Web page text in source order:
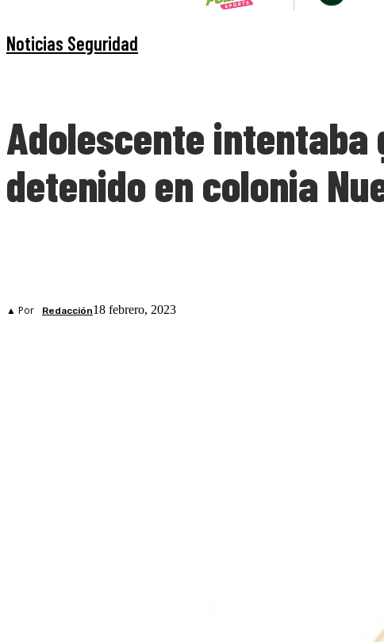
Noticias Seguridad
Adolescente intentaba
detenido en colonia
▲ Por Redacción18 febrero, 2023